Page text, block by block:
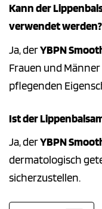
Kann der
verwendet werden?
Ja, derYBPN
Frauen und
pflegenden
Ist der
Ja, derYBPN
dermatologisch
sicherzustellen.